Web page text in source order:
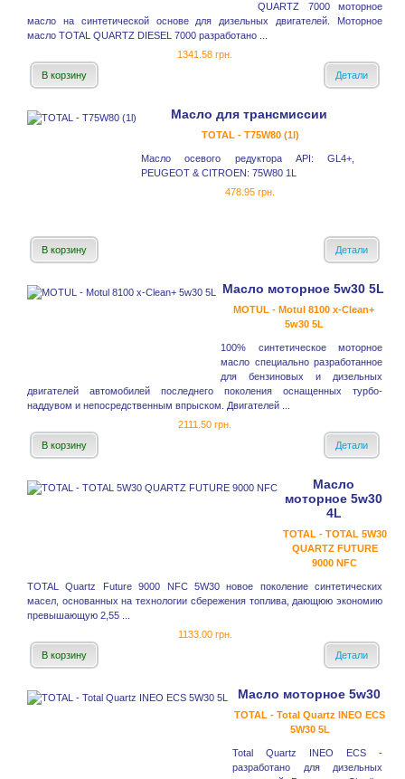
QUARTZ 7000 моторное
масло на синтетической основе для дизельных двигателей. Моторное
масло TOTAL QUARTZ DIESEL 7000 разработано ...
1341.58 грн.
В корзину
Детали
Масло для трансмиссии
TOTAL - T75W80 (1l)
Масло осевого редуктора API: GL4+,
PEUGEOT & CITROEN: 75W80 1L
478.95 грн.
В корзину Детали
Масло моторное 5w30 5L
MOTUL - Motul 8100 x-Clean+
5w30 5L
100% синтетическое моторное
масло специально разработанное
для бензиновых и дизельных
двигателей автомобилей последнего поколения оснащенных турбо-
наддувом и непосредственным впрыском. Двигателей ...
2111.50 грн.
В корзину
Детали
Масло
моторное 5w30
4L
TOTAL - TOTAL 5W30
QUARTZ FUTURE
9000 NFC
TOTAL Quartz Future 9000 NFC 5W30 новое поколение синтетических
масел, основанных на технологии сбережения топлива, дающюю экономию
превышающую 2,55 ...
1133.00 грн.
В корзину
Детали
Масло моторное 5w30
TOTAL - Total Quartz INEO ECS
5W30 5L
Total Quartz INEO ECS -
разработано для дизельных